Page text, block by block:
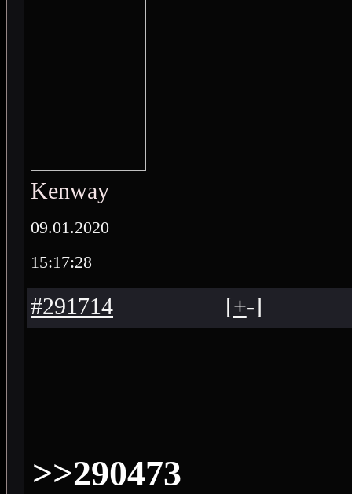
Kenway
09.01.2020
15:17:28
#291714 [+-]
>>290473